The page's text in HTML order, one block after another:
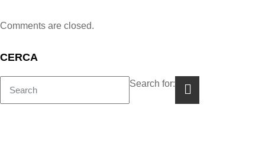
Comments are closed.
CERCA
Search for: